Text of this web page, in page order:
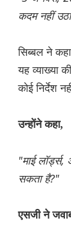
कदम नहीं
सिब्बल ने
यह व्याख्या
कोई निर्देश
उन्होंने कहा,
"माई
सकता है?"
एसजी ने